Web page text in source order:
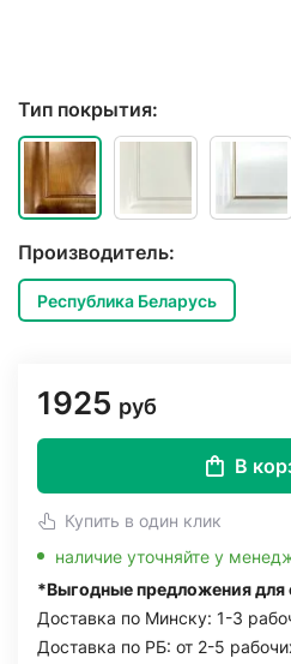
Тип покрытия:
Производитель:
Республика Беларусь
1925 руб
В
Купить в один клик
наличие уточняйте у
*Выгодные предложения для
Доставка по Минску: 1-3
Доставка по РБ: от 2-5